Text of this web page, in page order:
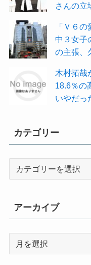
さんの立
「Ｖ６
中３女子
の主張、
木村拓
18.6％の
いやだっ
カテゴリー
リ
ー
アーカイブ